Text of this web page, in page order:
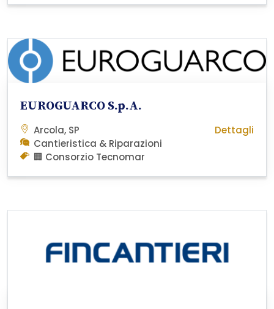
EUROGUARCO S.p.A.
Arcola, SP
Cantieristica & Riparazioni
🏢 Consorzio Tecnomar
Dettagli